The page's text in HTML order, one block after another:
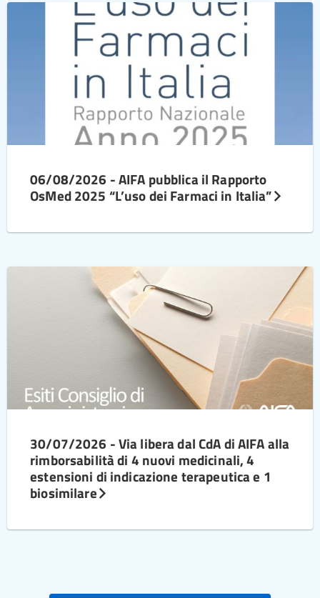
06/08/2026 - AIFA pubblica il Rapporto
OsMed 2025 “L’uso dei Farmaci in Italia”
30/07/2026 - Via libera dal CdA di AIFA alla
rimborsabilità di 4 nuovi medicinali, 4
estensioni di indicazione terapeutica e 1
biosimilare